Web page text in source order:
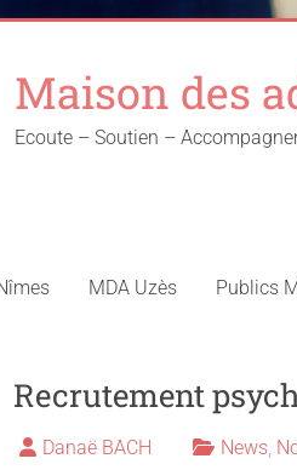
Maison des
Ecoute – Soutien –
MDA Uzès Publics
Recrutement
Danaë BACH News,